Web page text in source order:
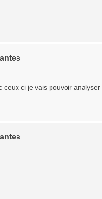
ci je vais pouvoir